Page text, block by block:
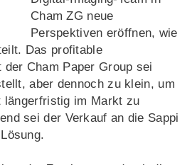
Cham ZG neue
Perspektiven eröffnen, wie
Das profitable
Cham Paper Group sei
aber dennoch zu klein, um
längerfristig im Markt zu
sei der Verkauf an die Sappi